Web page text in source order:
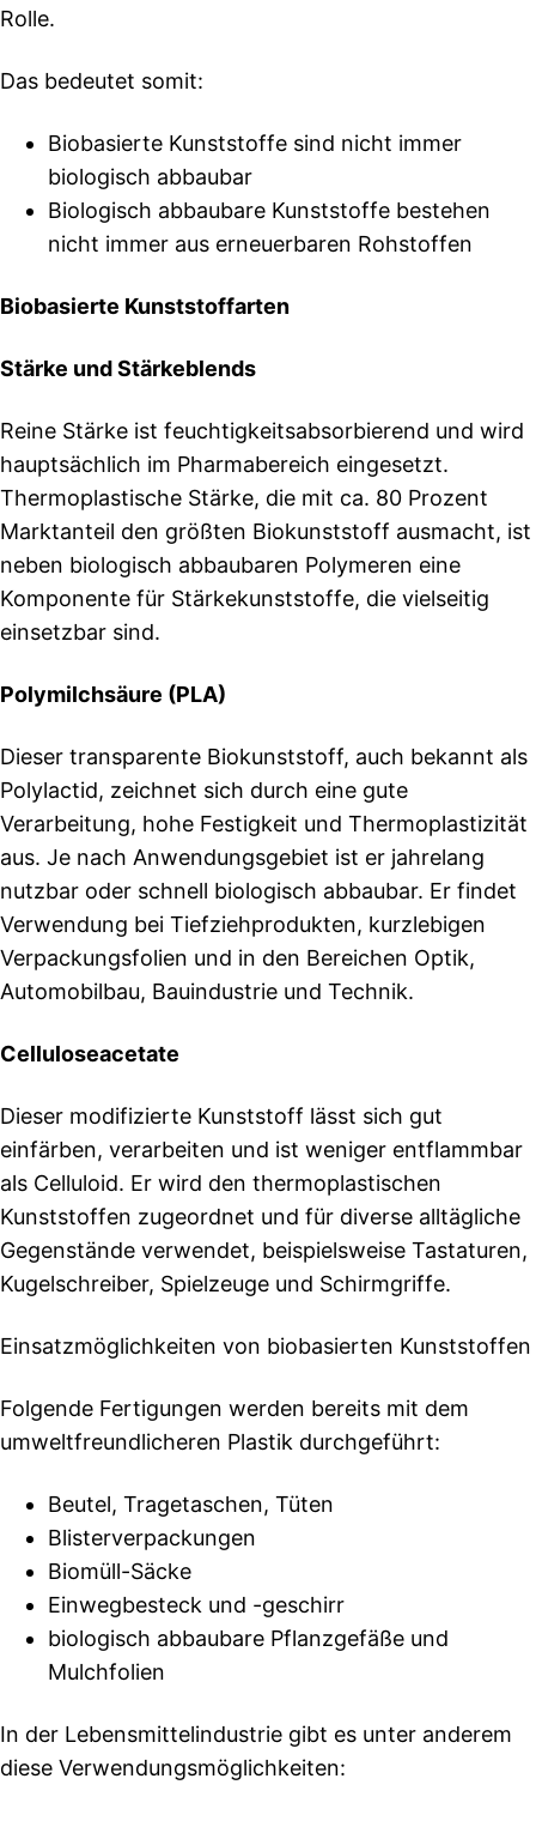
Rolle.
Das bedeutet somit:
Biobasierte Kunststoffe sind nicht immer
biologisch abbaubar
Biologisch abbaubare Kunststoffe bestehen
nicht immer aus erneuerbaren Rohstoffen
Biobasierte Kunststoffarten
Stärke und Stärkeblends
Reine Stärke ist feuchtigkeitsabsorbierend und wird
hauptsächlich im Pharmabereich eingesetzt.
Thermoplastische Stärke, die mit ca. 80 Prozent
Marktanteil den größten Biokunststoff ausmacht, ist
neben biologisch abbaubaren Polymeren eine
Komponente für Stärkekunststoffe, die vielseitig
einsetzbar sind.
Polymilchsäure (PLA)
Dieser transparente Biokunststoff, auch bekannt als
Polylactid, zeichnet sich durch eine gute
Verarbeitung, hohe Festigkeit und Thermoplastizität
aus. Je nach Anwendungsgebiet ist er jahrelang
nutzbar oder schnell biologisch abbaubar. Er findet
Verwendung bei Tiefziehprodukten, kurzlebigen
Verpackungsfolien und in den Bereichen Optik,
Automobilbau, Bauindustrie und Technik.
Celluloseacetate
Dieser modifizierte Kunststoff lässt sich gut
einfärben, verarbeiten und ist weniger entflammbar
als Celluloid. Er wird den thermoplastischen
Kunststoffen zugeordnet und für diverse alltägliche
Gegenstände verwendet, beispielsweise Tastaturen,
Kugelschreiber, Spielzeuge und Schirmgriffe.
Einsatzmöglichkeiten von biobasierten Kunststoffen
Folgende Fertigungen werden bereits mit dem
umweltfreundlicheren Plastik durchgeführt:
Beutel, Tragetaschen, Tüten
Blisterverpackungen
Biomüll-Säcke
Einwegbesteck und -geschirr
biologisch abbaubare Pflanzgefäße und
Mulchfolien
In der Lebensmittelindustrie gibt es unter anderem
diese Verwendungsmöglichkeiten: